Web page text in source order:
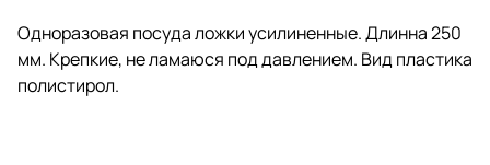
Одноразовая посуда ложки усилиненные. Длинна 250
мм. Крепкие, не ламаюся под давлением. Вид пластика
полистирол.